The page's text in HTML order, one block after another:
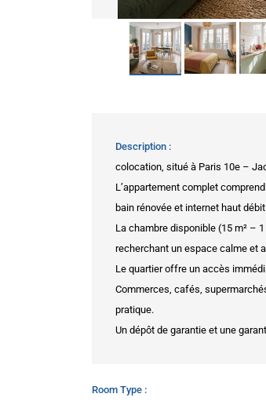
Description
colocation, situé à Paris 10e –
L’appartement complet
bain rénovée et internet haut
La chambre disponible (15 m² –
recherchant un espace calme et
Le quartier offre un accès
Commerces, cafés,
pratique.
Un dépôt de garantie et une
Room Type